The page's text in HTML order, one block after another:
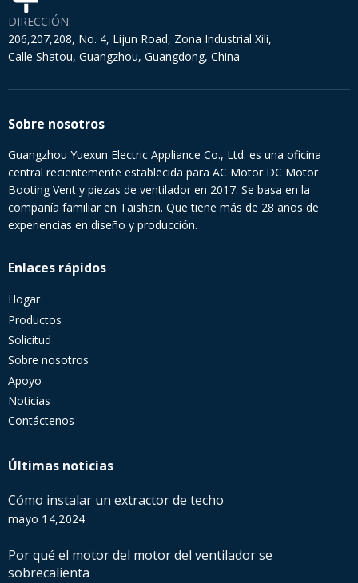
DIRECCIÓN:
206,207,208, No. 4, Lijun Road, Zona Industrial Xili,
Calle Shatou, Guangzhou, Guangdong, China
Sobre nosotros
Guangzhou Yuexun Electric Appliance Co., Ltd. es una oficina
central recientemente establecida para AC Motor DC Motor
Booting Vent y piezas de ventilador en 2017. Se basa en la
compañía familiar en Taishan. Que tiene más de 28 años de
experiencias en diseño y producción.
Enlaces rápidos
Hogar
Productos
Solicitud
Sobre nosotros
Apoyo
Noticias
Contáctenos
Últimas noticias
Cómo instalar un extractor de techo
mayo 14,2024
Por qué el motor del motor del ventilador se
sobrecalienta